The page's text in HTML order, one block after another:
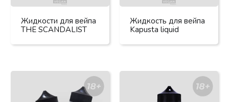
Жидкости для вейпа
THE SCANDALIST
Жидкость для вейпа
Kapusta liquid